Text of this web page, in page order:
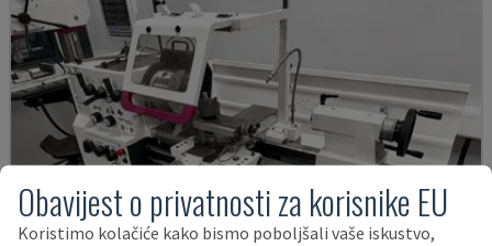
Obavijest o privatnosti za korisnike EU
Koristimo kolačiće kako bismo poboljšali vaše iskustvo,